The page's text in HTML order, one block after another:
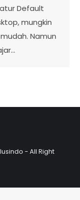
Default
mungkin
Namun
- All Right